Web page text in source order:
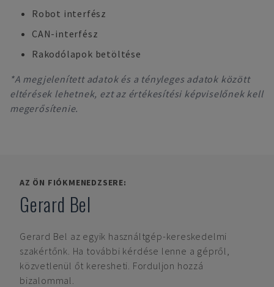
Robot interfész
CAN-interfész
Rakodólapok betöltése
*A megjelenített adatok és a tényleges adatok között
eltérések lehetnek, ezt az értékesítési képviselőnek kell
megerősítenie.
AZ ÖN FIÓKMENEDZSERE:
Gerard Bel
Gerard Bel az egyik használtgép-kereskedelmi
szakértőnk. Ha további kérdése lenne a gépről,
közvetlenül őt keresheti. Forduljon hozzá
bizalommal.